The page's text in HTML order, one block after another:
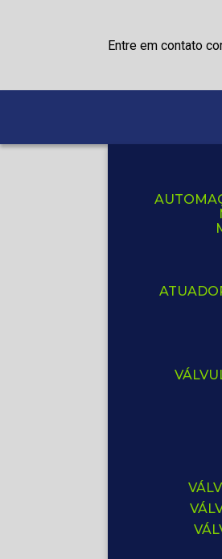
Entre em contato